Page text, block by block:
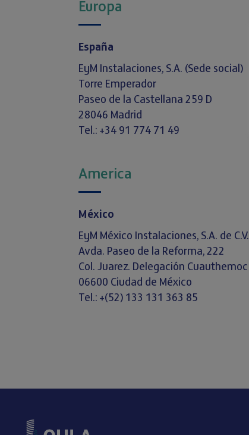
Europa
España
EyM Instalaciones, S.A. (Sede social)
Torre Emperador
Paseo de la Castellana 259 D
28046 Madrid
Tel.: +34 91 774 71 49
America
México
EyM México Instalaciones, S.A. de C.V.
Avda. Paseo de la Reforma, 222
Col. Juarez. Delegación Cuauthemoc
06600 Ciudad de México
Tel.: +(52) 133 131 363 85